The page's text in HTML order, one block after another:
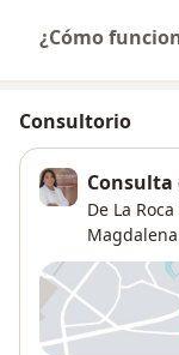
¿Cómo
Consultorio
De La